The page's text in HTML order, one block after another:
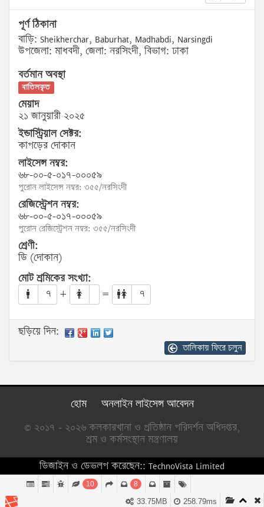
পূর্ণ ঠিকানা
বাড়ি: Sheikherchar, Baburhat, Madhabdi, Narsingdi
উপজেলা: মাধবদী, জেলা: নরসিংদী, বিভাগ: ঢাকা
বর্তমান অবস্থা
বাতিলকৃত
মেয়াদ
২১ জানুয়ারী ২০২৫
ইন্ডাস্ট্রিয়াল সেক্টর:
কাপড়ের দোকান
লাইসেন্স নম্বর:
৬৮-০০-৫-০১৭-০০০৫৯
পুরোন লাইসেন্স নম্বর: ৩৫৫/নরসিংদী
রেজিস্ট্রেশন নম্বর:
৬৮-০০-৫-০১৭-০০০৫৯
পুরোন রেজিস্ট্রেশন নম্বর: ৩৫৫/নরসিংদী
শ্রেণী:
ডি (দোকান)
মোট শ্রমিকের সংখ্যা:
৭
+ = ৭
ছড়িয়ে দিন:
তালিকায় ফিরে চলুন
হোম
অনলাইন লাইসেন্স আবেদন
© ২০১৭ - ২০২৬ কলকারখানা ও প্রতিষ্ঠান পরিদর্শন অধিদপ্তর,
শ্রম ও কর্মসংস্থান মন্ত্রণালয়
ডিজাইন ও ডেভলপ করেছেন:: TechnoVista Limited
10 8
258.79ms
33.75MB